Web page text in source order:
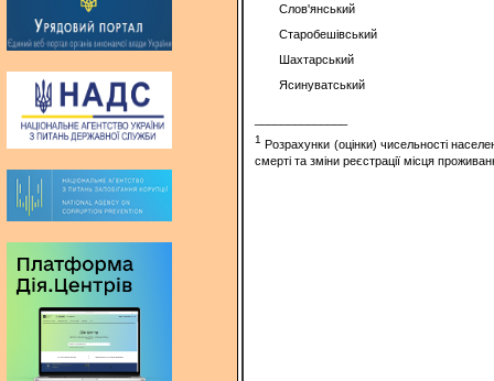
Слов'янський
Старобешівський
Шахтарський
Ясинуватський
1Розрахунки (оцінки) чисельності
смерті та зміни реєстрації місця